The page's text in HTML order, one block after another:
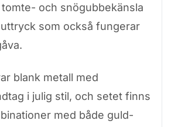
och snögubbekänsla
som också fungerar
blank metall med
i julig stil, och setet finns
med både guld-